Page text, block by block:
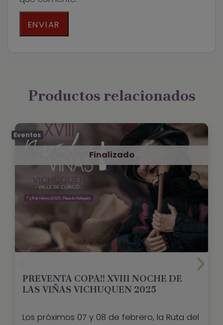
Productos relacionados
Eventos
Finalizado
PREVENTA COPA!! XVIII NOCHE DE
LAS VIÑAS VICHUQUEN 2025
Los próximos 07 y 08 de febrero, la Ruta del